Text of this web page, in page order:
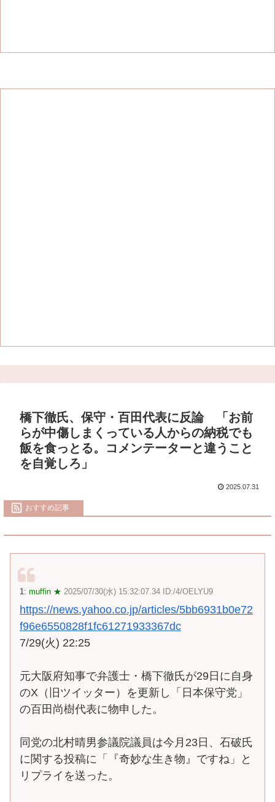
橋下徹氏、保守・百田代表に反論 「お前
らが中傷しまくっている人からの納税でも
飯を食っとる。コメンテーターと違うこと
を自覚しろ」
2025.07.31
おすすめ記事
1: muffin ★ 2025/07/30(水) 15:32:07.34 ID:/4/OELYU9
https://news.yahoo.co.jp/articles/5bb6931b0e72
f96e6550828f1fc61271933367dc
7/29(火) 22:25
元大阪府知事で弁護士・橋下徹氏が29日に自身
のX（旧ツイッター）を更新し「日本保守党」
の百田尚樹代表に物申した。
同党の北村晴男参議院議員は今月23日、石破氏
に関する投稿に「『奇妙な生き物』ですね」と
リプライを送った。